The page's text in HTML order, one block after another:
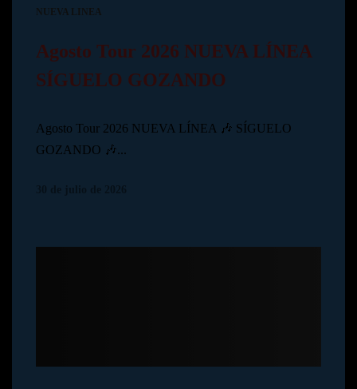
NUEVA LINEA
Agosto Tour 2026 NUEVA LÍNEA
SÍGUELO GOZANDO
Agosto Tour 2026 NUEVA LÍNEA 🎶 SÍGUELO
GOZANDO 🎶...